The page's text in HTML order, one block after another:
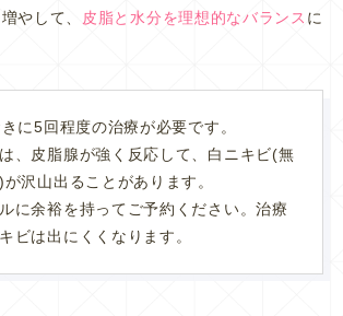
やして、
皮脂と水分を理想的なバランス に
に5回程度の治療が必要です。
、皮脂腺が強く反応して、白ニキビ(無
沢山出ることがあります。
に余裕を持ってご予約ください。治療
ビは出にくくなります。